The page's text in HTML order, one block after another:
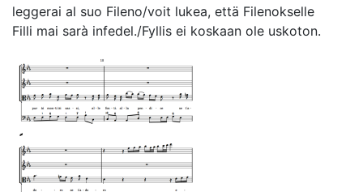
leggerai al suo Fileno/voit lukea, että Filenokselle
Filli mai sarà infedel./Fyllis ei koskaan ole uskoton.